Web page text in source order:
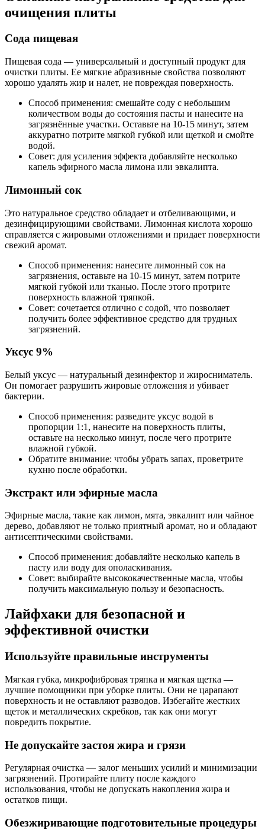
очищения плиты
Сода пищевая
Пищевая сода — универсальный и доступный продукт для
очистки плиты. Ее мягкие абразивные свойства позволяют
хорошо удалять жир и налет, не повреждая поверхность.
Способ применения: смешайте соду с небольшим
количеством воды до состояния пасты и нанесите на
загрязнённые участки. Оставьте на 10-15 минут, затем
аккуратно потрите мягкой губкой или щеткой и смойте
водой.
Совет: для усиления эффекта добавляйте несколько
капель эфирного масла лимона или эвкалипта.
Лимонный сок
Это натуральное средство обладает и отбеливающими, и
дезинфицирующими свойствами. Лимонная кислота хорошо
справляется с жировыми отложениями и придает поверхности
свежий аромат.
Способ применения: нанесите лимонный сок на
загрязнения, оставьте на 10-15 минут, затем потрите
мягкой губкой или тканью. После этого протрите
поверхность влажной тряпкой.
Совет: сочетается отлично с содой, что позволяет
получить более эффективное средство для трудных
загрязнений.
Уксус 9%
Белый уксус — натуральный дезинфектор и жиросниматель.
Он помогает разрушить жировые отложения и убивает
бактерии.
Способ применения: разведите уксус водой в
пропорции 1:1, нанесите на поверхность плиты,
оставьте на несколько минут, после чего протрите
влажной губкой.
Обратите внимание: чтобы убрать запах, проветрите
кухню после обработки.
Экстракт или эфирные масла
Эфирные масла, такие как лимон, мята, эвкалипт или чайное
дерево, добавляют не только приятный аромат, но и обладают
антисептическими свойствами.
Способ применения: добавляйте несколько капель в
пасту или воду для ополаскивания.
Совет: выбирайте высококачественные масла, чтобы
получить максимальную пользу и безопасность.
Лайфхаки для безопасной и
эффективной очистки
Используйте правильные инструменты
Мягкая губка, микрофибровая тряпка и мягкая щетка —
лучшие помощники при уборке плиты. Они не царапают
поверхность и не оставляют разводов. Избегайте жестких
щеток и металлических скребков, так как они могут
повредить покрытие.
Не допускайте застоя жира и грязи
Регулярная очистка — залог меньших усилий и минимизации
загрязнений. Протирайте плиту после каждого
использования, чтобы не допускать накопления жира и
остатков пищи.
Обезжиривающие подготовительные процедуры